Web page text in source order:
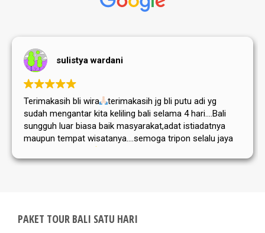
sulistya wardani
Terimakasih bli wira
terimakasih jg bli putu adi yg
sudah mengantar kita keliling bali selama 4 hari....Bali
sungguh luar biasa baik masyarakat,adat istiadatnya
maupun tempat wisatanya....semoga tripon selalu jaya
PAKET TOUR BALI SATU HARI